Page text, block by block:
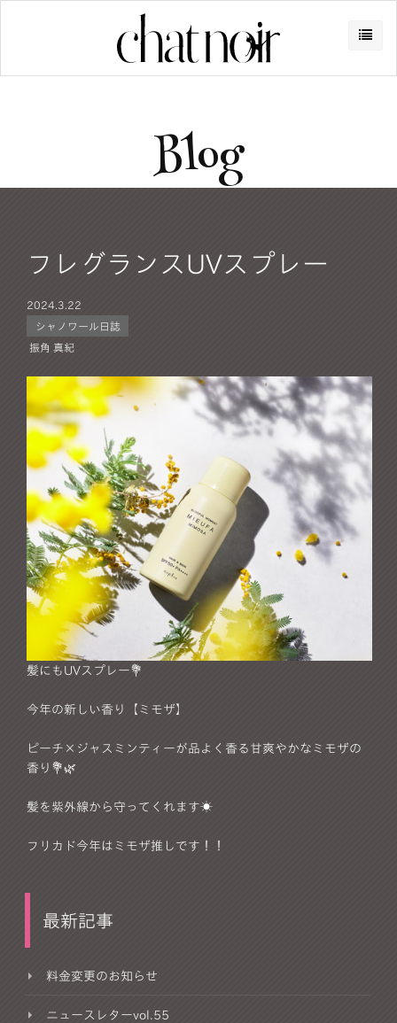
Blog
フレグランスUVスプレー
2024. 3.22
シャノワール日誌
振角 真紀
髪にもUVスプレー💐
今年の新しい香り【ミモザ】
ピーチ×ジャスミンティーが品よく香る甘爽やかなミモザの
香り💐🌿
髪を紫外線から守ってくれます☀️
フリカド今年はミモザ推しです！！
最新記事
料金変更のお知らせ
ニュースレターvol.55